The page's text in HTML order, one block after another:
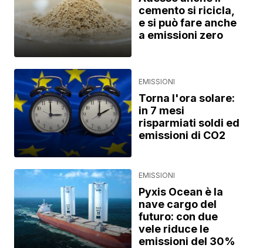
cemento si ricicla,
e si può fare anche
a emissioni zero
EMISSIONI
Torna l'ora solare:
in 7 mesi
risparmiati soldi ed
emissioni di CO2
EMISSIONI
Pyxis Ocean è la
nave cargo del
futuro: con due
vele riduce le
emissioni del 30%